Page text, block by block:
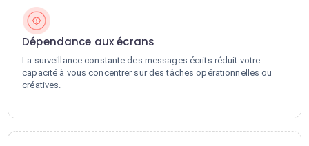
Dépendance aux écrans
La surveillance constante des messages écrits réduit votre
capacité à vous concentrer sur des tâches opérationnelles ou
créatives.